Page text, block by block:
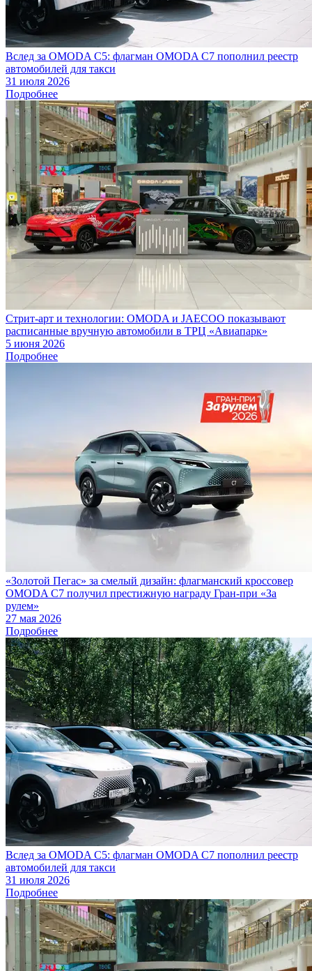
Вслед за OMODA C5: флагман OMODA C7 пополнил реестр
автомобилей для такси
31 июля 2026
Подробнее
Стрит-арт и технологии: OMODA и JAECOO показывают
расписанные вручную автомобили в ТРЦ «Авиапарк»
5 июня 2026
Подробнее
«Золотой Пегас» за смелый дизайн: флагманский кроссовер
OMODA C7 получил престижную награду Гран-при «За
рулем»
27 мая 2026
Подробнее
Вслед за OMODA C5: флагман OMODA C7 пополнил реестр
автомобилей для такси
31 июля 2026
Подробнее